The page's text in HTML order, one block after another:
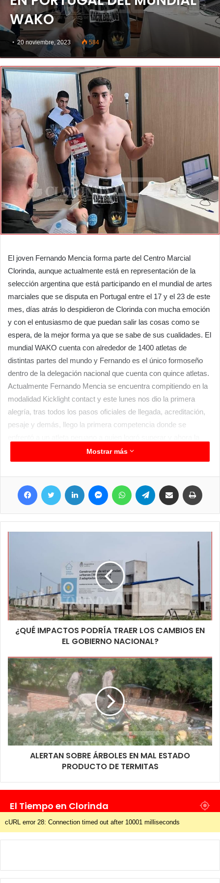
WAKO
20 noviembre, 2023 584
El joven Fernando Mencia forma parte del Centro Marcial
Clorinda, aunque actualmente está en representación de la
selección argentina que está participando en el mundial de artes
marciales que se disputa en Portugal entre el 17 y el 23 de este
mes, días atrás lo despidieron de Clorinda con mucha emoción
y con el entusiasmo de que puedan salir las cosas como se
espera, de la mejor forma ya que se sabe de sus cualidades. El
mundial WAKO cuenta con alrededor de 1400 atletas de
distintas partes del mundo y Fernando es el único formoseño
dentro de la delegación nacional que cuenta con quince atletas.
Actualmente Fernando Mencia se encuentra compitiendo en la
modalidad Kicklight contact y este lunes nos dio la primera
alegría, tras todos los pasos oficiales de llegada, acreditación,
pesaje y demás, llego la primera competencia donde se
próxima pelea la tiene contra un atleta húngaro, quien es
segundo en el ranking mundial. Desde lejos tanto su familia,
amigos y principalmente quienes lo suelen preparar desde el
gimnasio local están haciendo el seguimiento de este atleta que
está destacándose en esta experiencia.
Mostrar más
Facebook Twitter LinkedIn MessengerWhatsApp Telegram Compartir por correo electrónico
¿QUÉ IMPACTOS PODRÍA TRAER LOS CAMBIOS EN
EL GOBIERNO NACIONAL?
ALERTAN SOBRE ÁRBOLES EN MAL ESTADO
PRODUCTO DE TERMITAS
El Tiempo en Clorinda
cURL error 28: Connection timed out after 10001 milliseconds